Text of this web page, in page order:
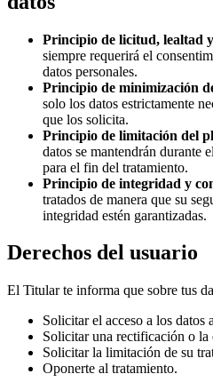
Principio de licitud, lealtad
siempre requerirá el
datos personales.
Principio de minimización
solo los datos estrictamente
que los solicita.
Principio de limitación del
datos se mantendrán durante
para el fin del tratamiento.
Principio de integridad y
tratados de manera que su
integridad estén garantizadas.
Derechos del usuario
El Titular te informa que sobre tus
Solicitar el acceso a los datos
Solicitar una rectificación o la
Solicitar la limitación de su
Oponerte al tratamiento.